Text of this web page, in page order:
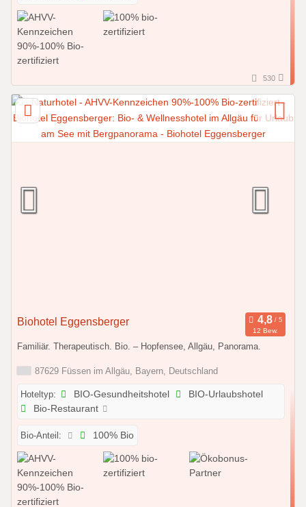
530
Biohotel Eggensberger
12 Bew.
Familiär. Therapeutisch. Bio. – Hopfensee, Allgäu, Panorama.
87629 Füssen im Allgäu, Bayern, Deutschland
Hoteltyp: BIO-Gesundheitshotel
BIO-Urlaubshotel
Bio-Restaurant
Bio-Anteil: 100% Bio